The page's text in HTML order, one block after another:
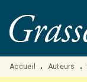
MENU
PIED DE PAGE
Accueil • Auteurs •